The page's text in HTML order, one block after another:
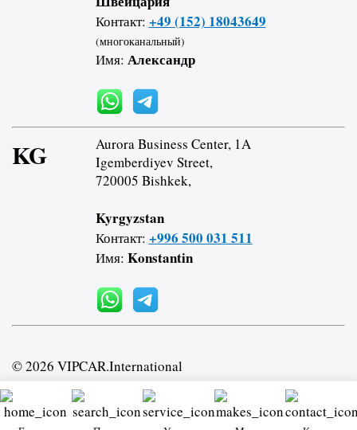
Контакт: +49 (152) 18043649
(многоканальный)
Имя: Александр
KG
Aurora Business Center, 1A
Igemberdiyev Street,
720005 Bishkek,
Kyrgyzstan
Контакт: +996 500 031 511
Имя: Konstantin
© 2026 VIPCAR.International